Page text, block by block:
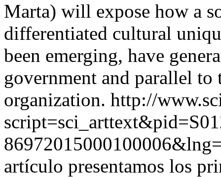
Marta) will expose how a
differentiated cultural
been emerging, have
government and parallel
organization. http://
artículo presentamos los